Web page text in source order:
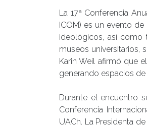
La 17ª Conferencia
ICOM) es un evento
ideológicos, así como
museos
Karin Weil afirmó que
generando espacios
Durante el encuentro
Conferencia
UACh. La Presidenta